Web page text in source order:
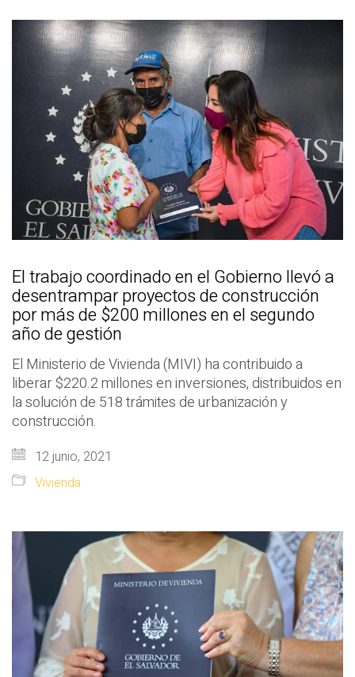
El trabajo coordinado en el Gobierno llevó a
desentrampar proyectos de construcción
por más de $200 millones en el segundo
año de gestión
El Ministerio de Vivienda (MIVI) ha contribuido a
liberar $220.2 millones en inversiones, distribuidos en
la solución de 518 trámites de urbanización y
construcción.
12 junio, 2021
Vivienda